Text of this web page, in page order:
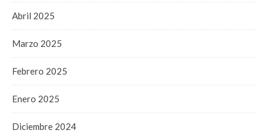
Abril 2025
Marzo 2025
Febrero 2025
Enero 2025
Diciembre 2024